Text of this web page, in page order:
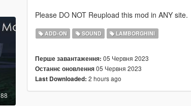
88
Please DO NOT Reupload this mod in ANY site.
ADD-ON SOUND LAMBORGHINI
Перше завантаження: 05 Червня 2023
Останнє оновлення05 Червня 2023
Last Downloaded: 2 hours ago